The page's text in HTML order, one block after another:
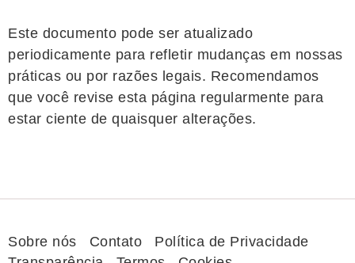
Este documento pode ser atualizado
periodicamente para refletir mudanças em nossas
práticas ou por razões legais. Recomendamos
que você revise esta página regularmente para
estar ciente de quaisquer alterações.
Sobre nós Contato
Política de Privacidade